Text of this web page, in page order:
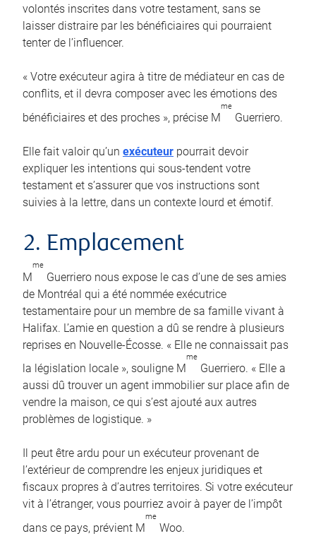
volontés inscrites dans votre testament, sans se
laisser distraire par les bénéficiaires qui pourraient
tenter de l’influencer.
« Votre exécuteur agira à titre de médiateur en cas de
conflits, et il devra composer avec les émotions des
bénéficiaires et des proches », précise M
me
Guerriero.
Elle fait valoir qu’un exécuteur pourrait devoir
expliquer les intentions qui sous-tendent votre
testament et s’assurer que vos instructions sont
suivies à la lettre, dans un contexte lourd et émotif.
2. Emplacement
M
me
Guerriero nous expose le cas d’une de ses amies
de Montréal qui a été nommée exécutrice
testamentaire pour un membre de sa famille vivant à
Halifax. L’amie en question a dû se rendre à plusieurs
reprises en Nouvelle-Écosse. « Elle ne connaissait pas
la législation locale », souligne M
me
Guerriero. « Elle a
aussi dû trouver un agent immobilier sur place afin de
vendre la maison, ce qui s’est ajouté aux autres
problèmes de logistique. »
Il peut être ardu pour un exécuteur provenant de
l’extérieur de comprendre les enjeux juridiques et
fiscaux propres à d’autres territoires. Si votre exécuteur
vit à l’étranger, vous pourriez avoir à payer de l’impôt
dans ce pays, prévient M
me
Woo.